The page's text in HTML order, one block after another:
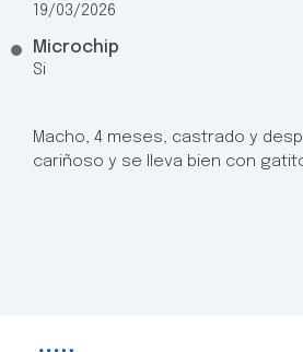
19/03/2026
Microchip
Si
Macho, 4 meses, castrado y
cariñoso y se lleva bien con